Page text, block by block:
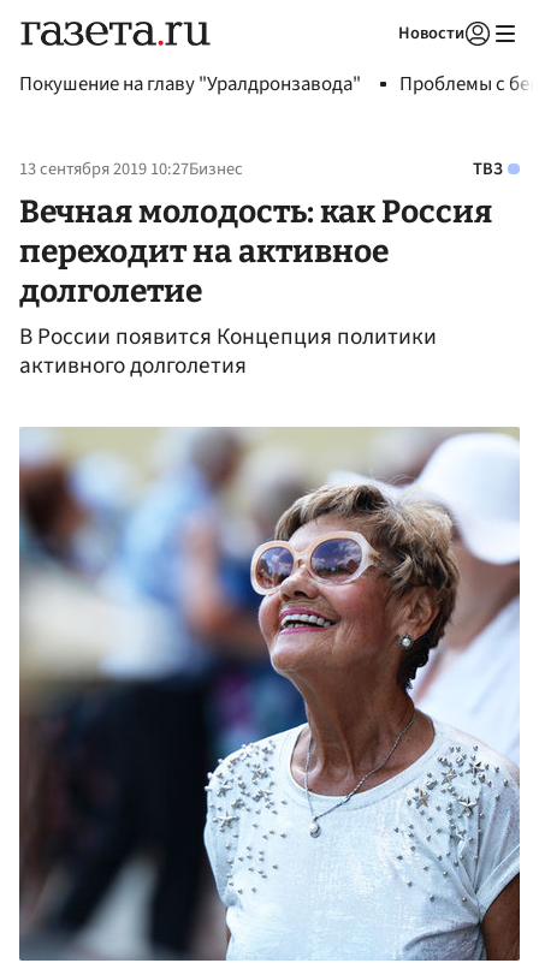
Новости
Покушение на главу "Уралдронзавода" Проблемы с
13 сентября 2019 10:27Бизнес ТВЗ
Вечная молодость: как Россия
переходит на активное
долголетие
В России появится Концепция политики
активного долголетия